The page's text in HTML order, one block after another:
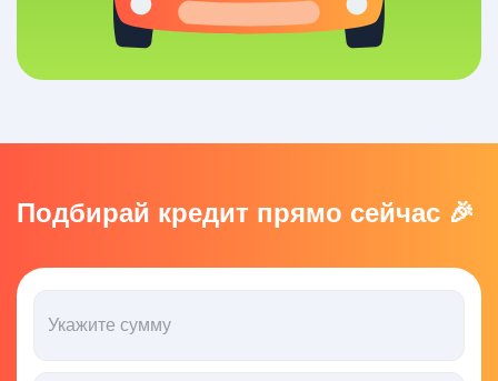
Подбирай кредит прямо сейчас 🎉
Укажите сумму